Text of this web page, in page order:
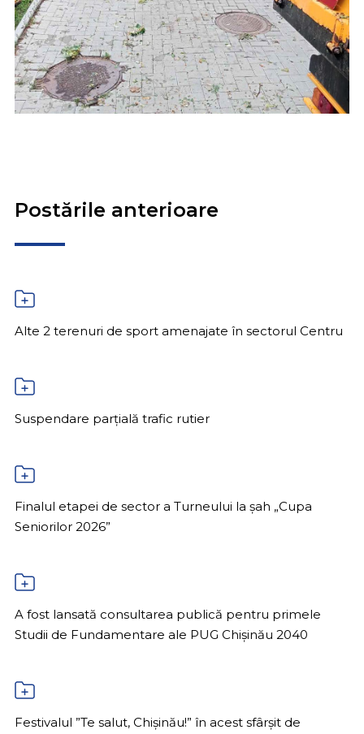
Postările anterioare
Alte 2 terenuri de sport amenajate în sectorul Centru
Suspendare parțială trafic rutier
Finalul etapei de sector a Turneului la șah „Cupa
Seniorilor 2026”
A fost lansată consultarea publică pentru primele
Studii de Fundamentare ale PUG Chișinău 2040
Festivalul ”Te salut, Chișinău!” în acest sfârșit de